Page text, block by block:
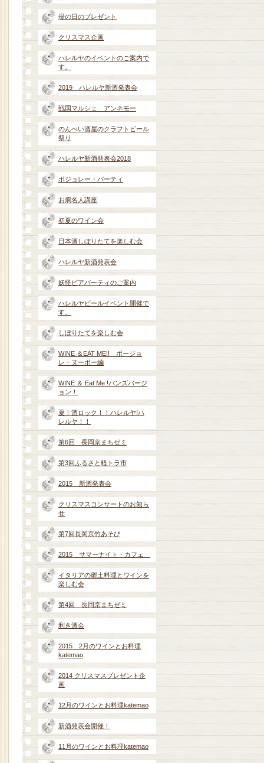
母の日のプレゼント
クリスマス企画
ハレルヤのイベントのご案内で
す。
2019 ハレルヤ新酒発表会
戦国マルシェ アンネモー
のんべい酒屋のクラフトビール
祭り
ハレルヤ新酒発表会2018
ボジョレー・パーティ
お燗名人講座
初夏のワイン会
日本酒しぼりたてを楽しむ会
ハレルヤ新酒発表会
妖怪ビアパーティのご案内
ハレルヤビールイベント開催で
す。
しぼりたてを楽しむ会
WINE ＆EAT ME!! ボージョ
レ・ヌーボー編
WINE ＆ Eat Me !バンズバージ
ョン！
夏！酒ロック！！ハレルヤ!ハ
レルヤ！！
第6回 長岡京まちゼミ
第3回ふるさと軽トラ市
2015 新酒発表会
クリスマスコンサートのお知ら
せ
第7回長岡京竹あそび
2015 サマーナイト・カフェ
イタリアの郷土料理とワインを
楽しむ会
第4回 長岡京まちゼミ
利き酒会
2015 2月のワインとお料理
katemao
2014 クリスマスプレゼント企
画
12月のワインとお料理katemao
新酒発表会開催！
11月のワインとお料理katemao